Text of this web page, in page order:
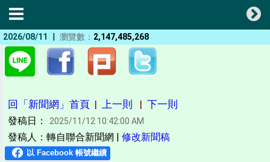
2026/08/11 | 瀏覽數： 2,147,485,268
回「新聞網」首頁 | 上一則 | 下一則
發稿日： 2025/11/12 10:42:00 AM
發稿人：轉自聯合新聞網 | 修改新聞稿